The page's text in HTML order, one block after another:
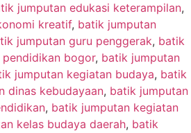
jumputan edukasi keterampilan,
kreatif, batik jumputan
jumputan guru penggerak, batik
bogor, batik jumputan
jumputan kegiatan budaya, batik
dinas kebudayaan, batik jumputan
, batik jumputan kegiatan
kelas budaya daerah, batik